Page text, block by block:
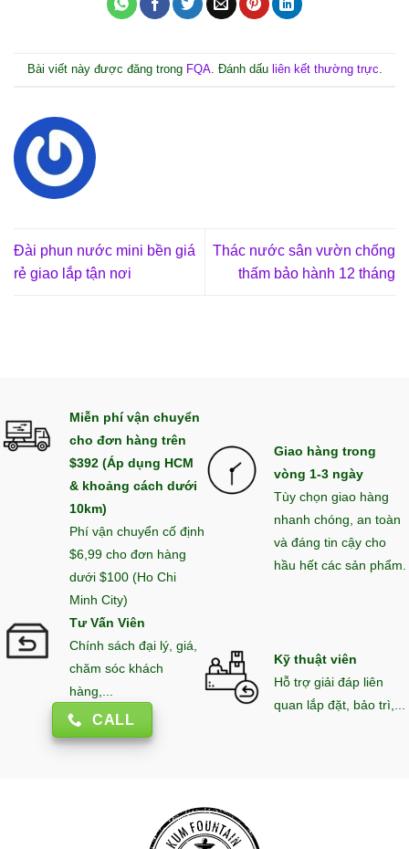
Bài viết này được đăng trong FQA. Đánh dấu liên kết thường trực
Đài phun nước mini bền giá
rẻ giao lắp tận nơi
Thác nước sân vườn chống
thấm bảo hành 12 tháng
Miễn phí vận chuyển
cho đơn hàng trên
$392 (Áp dụng HCM
& khoảng cách dưới
10km)
Phí vận chuyển cố định
$6,99 cho đơn hàng
dưới $100 (Ho Chi
Minh City)
Giao hàng trong
vòng 1-3 ngày
Tùy chọn giao hàng
nhanh chóng, an toàn
và đáng tin cậy cho
hầu hết các sản phẩm.
Tư Vấn Viên
Chính sách đại lý, giá,
chăm sóc khách
hàng,...
CALL
Kỹ thuật viên
Hỗ trợ giải đáp liên
quan lắp đặt, bảo trì,...